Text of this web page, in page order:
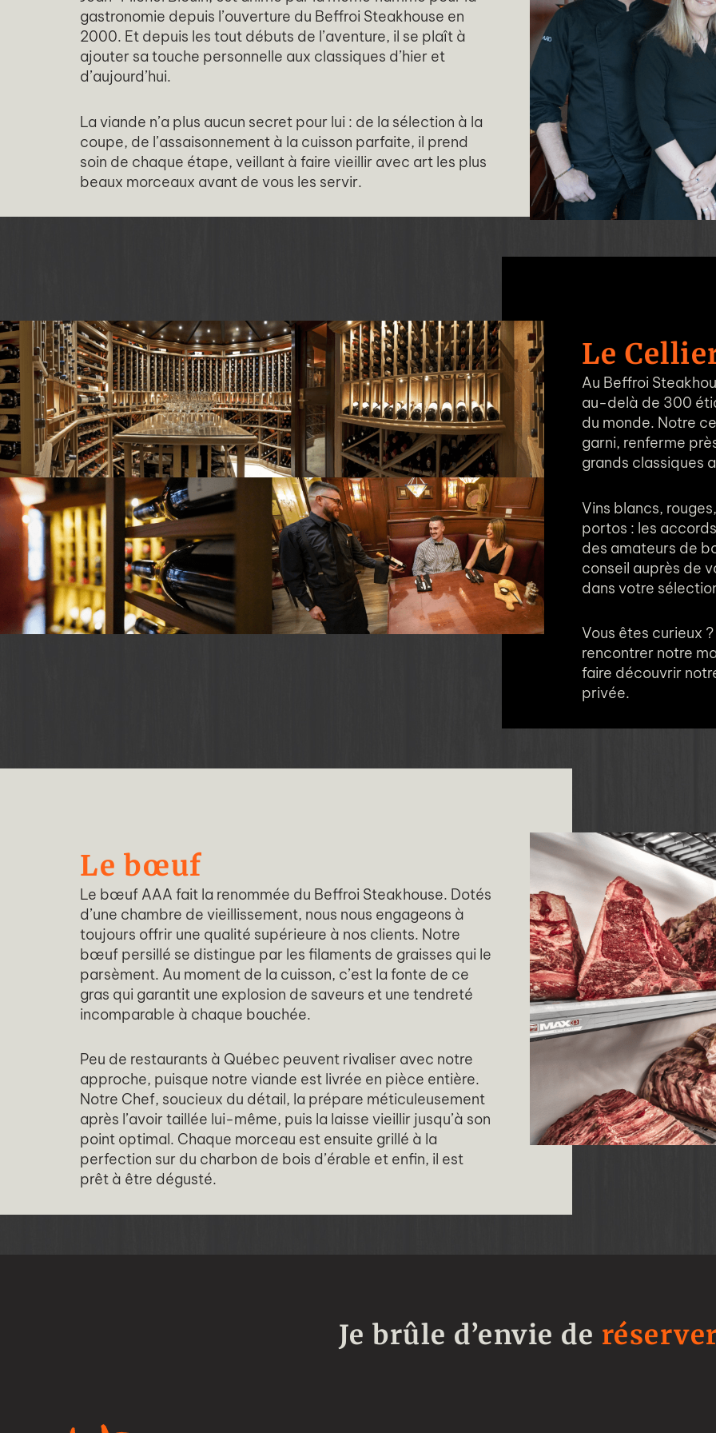
gastronomie depuis l’ouverture du Beffroi Steakhouse en
2000. Et depuis les tout débuts de l’aventure, il se plaît à
ajouter sa touche personnelle aux classiques d’hier et
d’aujourd’hui.
La viande n’a plus aucun secret pour lui : de la sélection à la
coupe, de l’assaisonnement à la cuisson parfaite, il prend
soin de chaque étape, veillant à faire vieillir avec art les plus
beaux morceaux avant de vous les servir.
Le
Au Beffroi
au-delà de 300
du monde. Notre
garni, renferme
grands classiques
Vins blancs,
portos : les
des amateurs de
conseil auprès de
dans votre
Vous êtes curieux
rencontrer notre
faire découvrir
privée.
Le bœuf
Le bœuf AAA fait la renommée du Beffroi Steakhouse. Dotés
d’une chambre de vieillissement, nous nous engageons à
toujours offrir une qualité supérieure à nos clients. Notre
bœuf persillé se distingue par les filaments de graisses qui le
parsèment. Au moment de la cuisson, c’est la fonte de ce
gras qui garantit une explosion de saveurs et une tendreté
incomparable à chaque bouchée.
Peu de restaurants à Québec peuvent rivaliser avec notre
approche, puisque notre viande est livrée en pièce entière.
Notre Chef, soucieux du détail, la prépare méticuleusement
après l’avoir taillée lui-même, puis la laisse vieillir jusqu’à son
point optimal. Chaque morceau est ensuite grillé à la
perfection sur du charbon de bois d’érable et enfin, il est
prêt à être dégusté.
Je brûle d’envie de